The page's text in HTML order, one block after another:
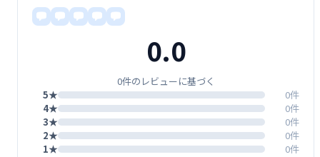
0.0
0件のレビューに基づく
5★
0件
4★
0件
3★
0件
2★
0件
1★
0件